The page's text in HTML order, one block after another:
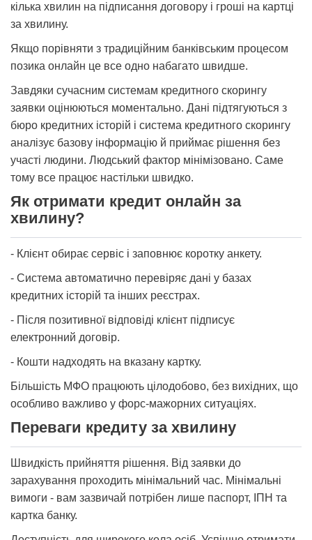
кілька хвилин на підписання договору і гроші на картці
за хвилину.
Якщо порівняти з традиційним банківським процесом
позика онлайн це все одно набагато швидше.
Завдяки сучасним системам кредитного скорингу
заявки оцінюються моментально. Дані підтягуються з
бюро кредитних історій і система кредитного скорингу
аналізує базову інформацію й приймає рішення без
участі людини. Людський фактор мінімізовано. Саме
тому все працює настільки швидко.
Як отримати кредит онлайн за
хвилину?
- Клієнт обирає сервіс і заповнює коротку анкету.
- Система автоматично перевіряє дані у базах
кредитних історій та інших реєстрах.
- Після позитивної відповіді клієнт підписує
електронний договір.
- Кошти надходять на вказану картку.
Більшість МФО працюють цілодобово, без вихідних, що
особливо важливо у форс-мажорних ситуаціях.
Переваги кредиту за хвилину
Швидкість прийняття рішення. Від заявки до
зарахування проходить мінімальний час. Мінімальні
вимоги - вам зазвичай потрібен лише паспорт, ІПН та
картка банку.